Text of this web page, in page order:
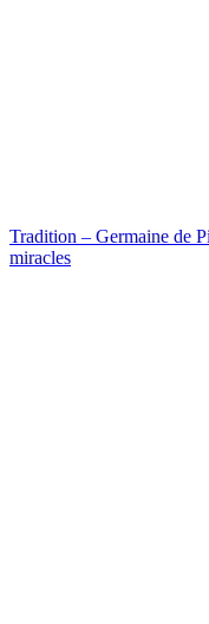
Tradition – Germaine de
miracles